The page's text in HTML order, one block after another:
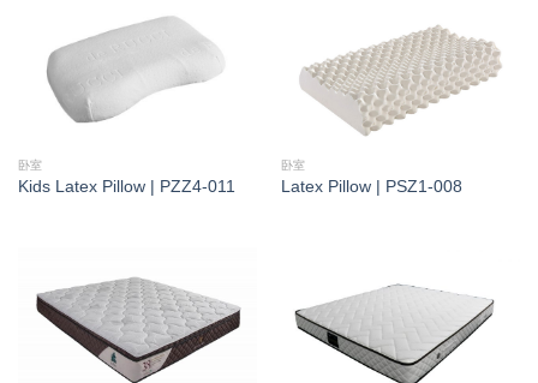
卧室
Kids Latex Pillow | PZZ4-011
卧室
Latex Pillow | PSZ1-008